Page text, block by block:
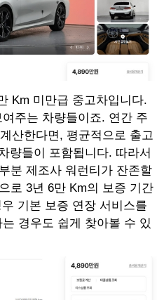
Km 미만급 중고차입니다.
주는 차량들이죠. 연간 주
산한다면, 평균적으로 출고
량들이 포함됩니다. 따라서
분 제조사 워런티가 잔존할
로 3년 6만 Km의 보증 기간
기본 보증 연장 서비스를
경우도 쉽게 찾아볼 수 있